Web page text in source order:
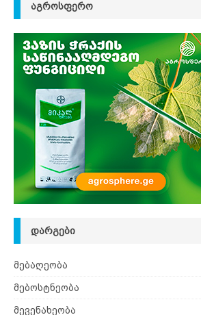
ᲐᲒᲠᲝᲡᲤᲔᲠᲝ
ᲓᲐᲠᲒᲔᲑᲘ
მებაღეობა
მებოსტნეობა
მევენახეობა